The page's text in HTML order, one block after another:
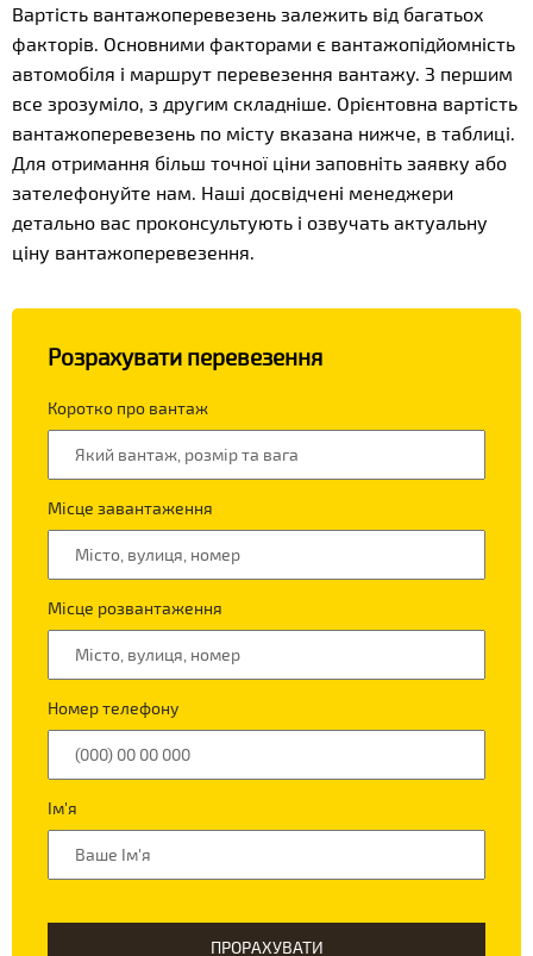
Вартість вантажоперевезень залежить від багатьох
факторів. Основними факторами є вантажопідйомність
автомобіля і маршрут перевезення вантажу. З першим
все зрозуміло, з другим складніше. Орієнтовна вартість
вантажоперевезень по місту вказана нижче, в таблиці.
Для отримання більш точної ціни заповніть заявку або
зателефонуйте нам. Наші досвідчені менеджери
детально вас проконсультують і озвучать актуальну
ціну вантажоперевезення.
Розрахувати перевезення
Коротко про вантаж
Місце завантаження
Місце розвантаження
Номер телефону
Ім'я
ПРОРАХУВАТИ